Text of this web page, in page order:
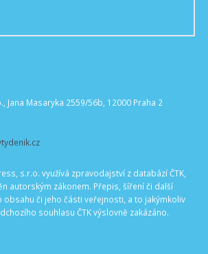
Jana Masaryka 2559/56b, 12000 Praha 2
s.r.o. využívá zpravodajství z databází ČTK,
autorským zákonem. Přepis, šíření či další
či jeho části veřejnosti, a to jakýmkoliv
souhlasu ČTK výslovně zakázáno.